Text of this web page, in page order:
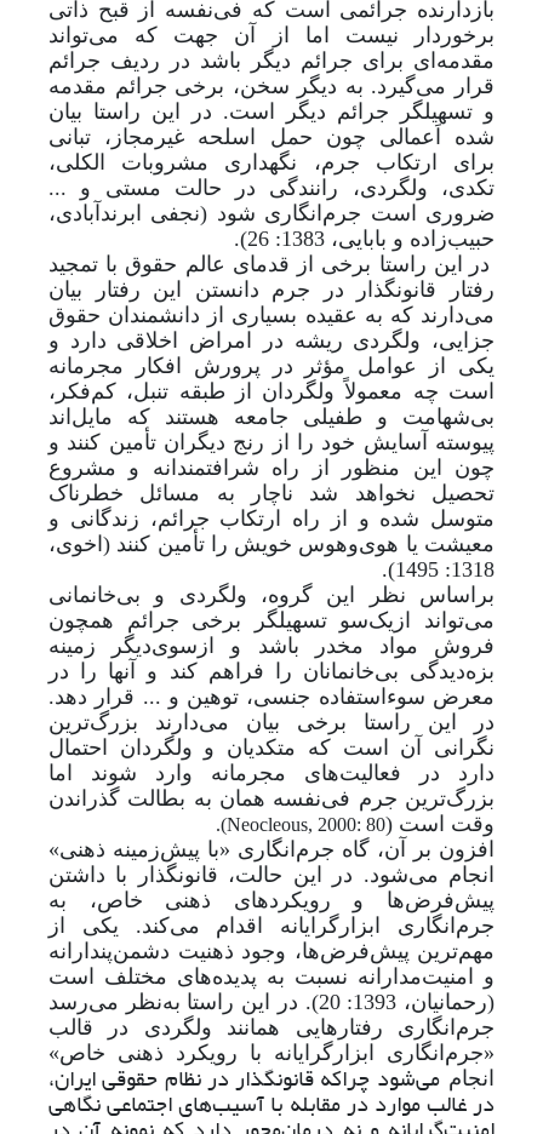
بازدارنده جرائمی است که فی‌نفسه از قبح ذاتی
برخوردار نیست اما از آن جهت که می‌تواند
مقدمه‌ای برای جرائم دیگر باشد در ردیف جرائم
قرار می‌گیرد. به دیگر سخن، برخی جرائم مقدمه
و تسهیلگر جرائم دیگر است. در این راستا بیان
شده اَعمالی چون حمل اسلحه غیرمجاز، تبانی
برای ارتکاب جرم، نگهداری مشروبات الکلی،
تکدی، ولگردی، رانندگی در حالت مستی و ...
ضروری است جرم‌انگاری شود (نجفی ابرندآبادی،
حبیب‌زاده و بابایی، 1383: 26).
در این راستا برخی از قدمای عالم حقوق با تمجید
رفتار قانونگذار در جرم دانستن این رفتار بیان
می‌دارند که به عقیده بسیاری از دانشمندان حقوق
جزایی، ولگردی ریشه در امراض اخلاقی دارد و
یکی از عوامل مؤثر در پرورش افکار مجرمانه
است چه معمولاً ولگردان از طبقه تنبل، کم‌فکر،
بی‌شهامت و طفیلی جامعه هستند که مایل‌اند
پیوسته آسایش خود را از رنج دیگران تأمین کنند و
چون این منظور از راه شرافتمندانه و مشروع
تحصیل نخواهد شد ناچار به مسائل خطرناک
متوسل شده و از راه ارتکاب جرائم، زندگانی و
معیشت یا هوی‌و‌هوس خویش را تأمین کنند (اخوی،
1318: 1495).
براساس نظر این گروه، ولگردی و بی‌خانمانی
می‌تواند ازیک‌سو تسهیلگر برخی جرائم همچون
فروش مواد مخدر باشد و از‌سوی‌دیگر زمینه‌
بزه‌دیدگی بی‌خانمانان را فراهم کند و آنها را در
معرض سوء‌استفاده جنسی، توهین و ... قرار دهد.
در این راستا برخی بیان می‌دارند بزرگترین
نگرانی آن است که متکدیان و ولگردان احتمال
دارد در فعالیت‌های مجرمانه وارد شوند اما
بزرگ‌ترین جرم فی‌نفسه همان به بطالت گذراندن
وقت است (Neocleous, 2000: 80
).
افزون بر آن، گاه جرم انگاری «با پیش‌زمینه ذهنی»
انجام می‌شود. در این حالت، قانونگذار با داشتن
پیش‌فرض‌ها و رویکردهای ذهنی خاص، به
جرم‌انگاری ابزارگرایانه اقدام می‌کند. یکی از
مهم‌ترین پیش‌فرض‌ها، وجود ذهنیت دشمن‌پندارانه
و امنیت‌مدارانه نسبت به پدیده‌های مختلف است
(رحمانیان، 1393: 20). در این راستا به‌نظر می‌رسد
جرم‌انگاری رفتارهایی همانند ولگردی در قالب
«جرم‌انگاری ابزارگرایانه با رویکرد ذهنی خاص»
انجام می‌شود چراکه قانونگذار در نظام حقوقی ایران،
در غالب موارد در مقابله با آسیب‌های اجتماعی نگاهی